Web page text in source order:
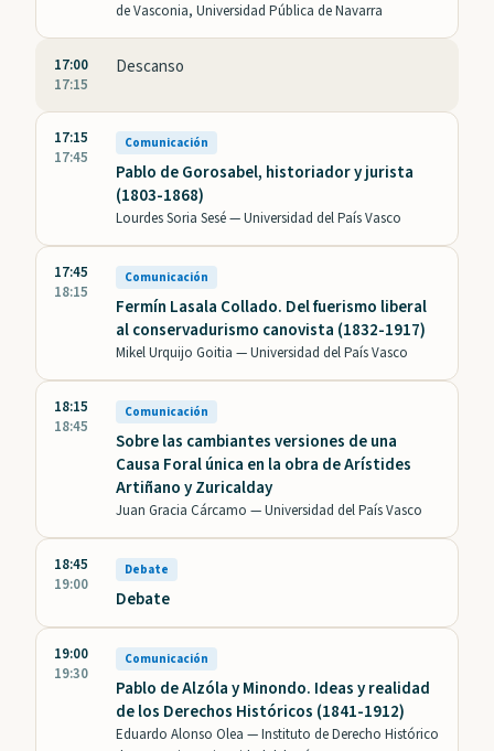
de Vasconia, Universidad Pública de Navarra
17:00
17:15
Descanso
17:15
17:45
Comunicación
Pablo de Gorosabel, historiador y jurista
(1803-1868)
Lourdes Soria Sesé —Universidad del País Vasco
17:45
18:15
Comunicación
Fermín Lasala Collado. Del fuerismo liberal
al conservadurismo canovista (1832-1917)
Mikel Urquijo Goitia —Universidad del País Vasco
18:15
18:45
Comunicación
Sobre las cambiantes versiones de una
Causa Foral única en la obra de Arístides
Artiñano y Zuricalday
Juan Gracia Cárcamo —Universidad del País Vasco
18:45
19:00
Debate
Debate
19:00
19:30
Comunicación
Pablo de Alzóla y Minondo. Ideas y realidad
de los Derechos Históricos (1841-1912)
Eduardo Alonso Olea —Instituto de Derecho Histórico